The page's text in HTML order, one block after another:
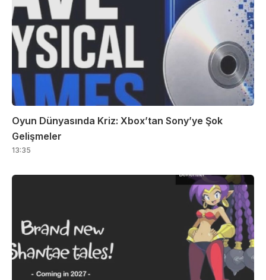
Oyun Dünyasında Kriz: Xbox’tan Sony’ye Şok
Gelişmeler
13:35